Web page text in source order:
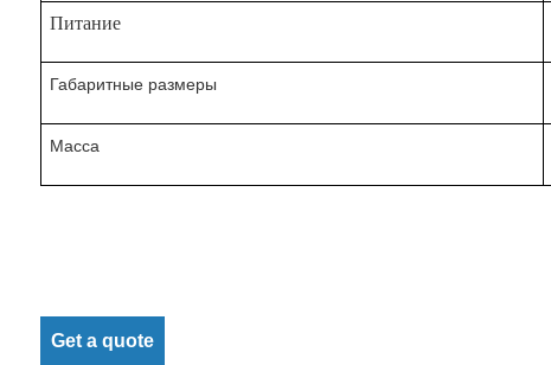
Питание
Габаритные размеры
Масса
Get a quote